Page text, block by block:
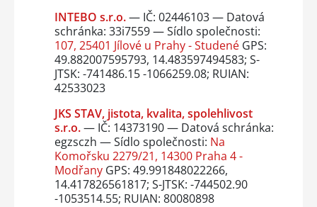
INTEBO s.r.o.— IČ: 02446103 — Datová
schránka: 33i7559 — Sídlo společnosti:
107, 25401 Jílové u Prahy - StudenéGPS:
49.882007595793, 14.483597494583; S-
JTSK: -741486.15 -1066259.08; RUIAN:
42533023
JKS STAV, jistota, kvalita, spolehlivost
s.r.o.— IČ: 14373190 — Datová schránka:
egzsczh — Sídlo společnosti: Na
Komořsku 2279/21, 14300 Praha 4 -
ModřanyGPS: 49.991848022266,
14.417826561817; S-JTSK: -744502.90
-1053514.55; RUIAN: 80080898